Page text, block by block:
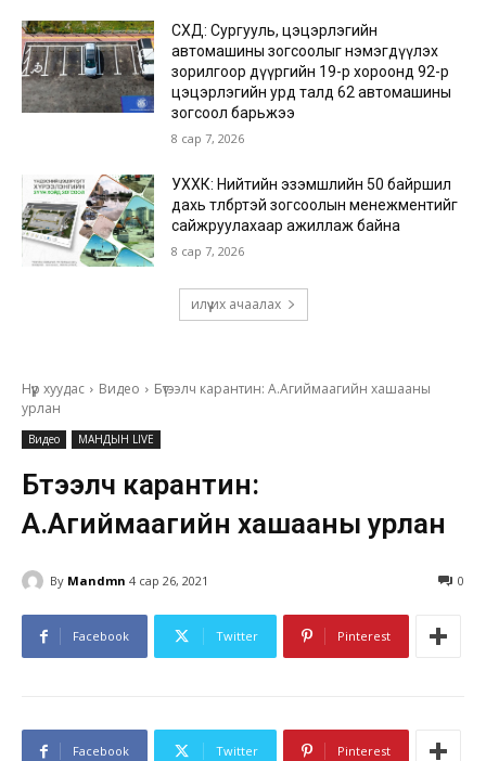
СХД: Сургууль, цэцэрлэгийн
автомашины зогсоолыг нэмэгдүүлэх
зорилгоор дүүргийн 19-р хороонд 92-р
цэцэрлэгийн урд талд 62 автомашины
зогсоол барьжээ
8 сар 7, 2026
УХХК: Нийтийн эзэмшлийн 50 байршил
дахь төлбөртэй зогсоолын менежментийг
сайжруулахаар ажиллаж байна
8 сар 7, 2026
илүү их ачаалах